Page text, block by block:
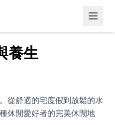
養生
從舒適的宅度假到放鬆的水
休閒愛好者的完美休閒地